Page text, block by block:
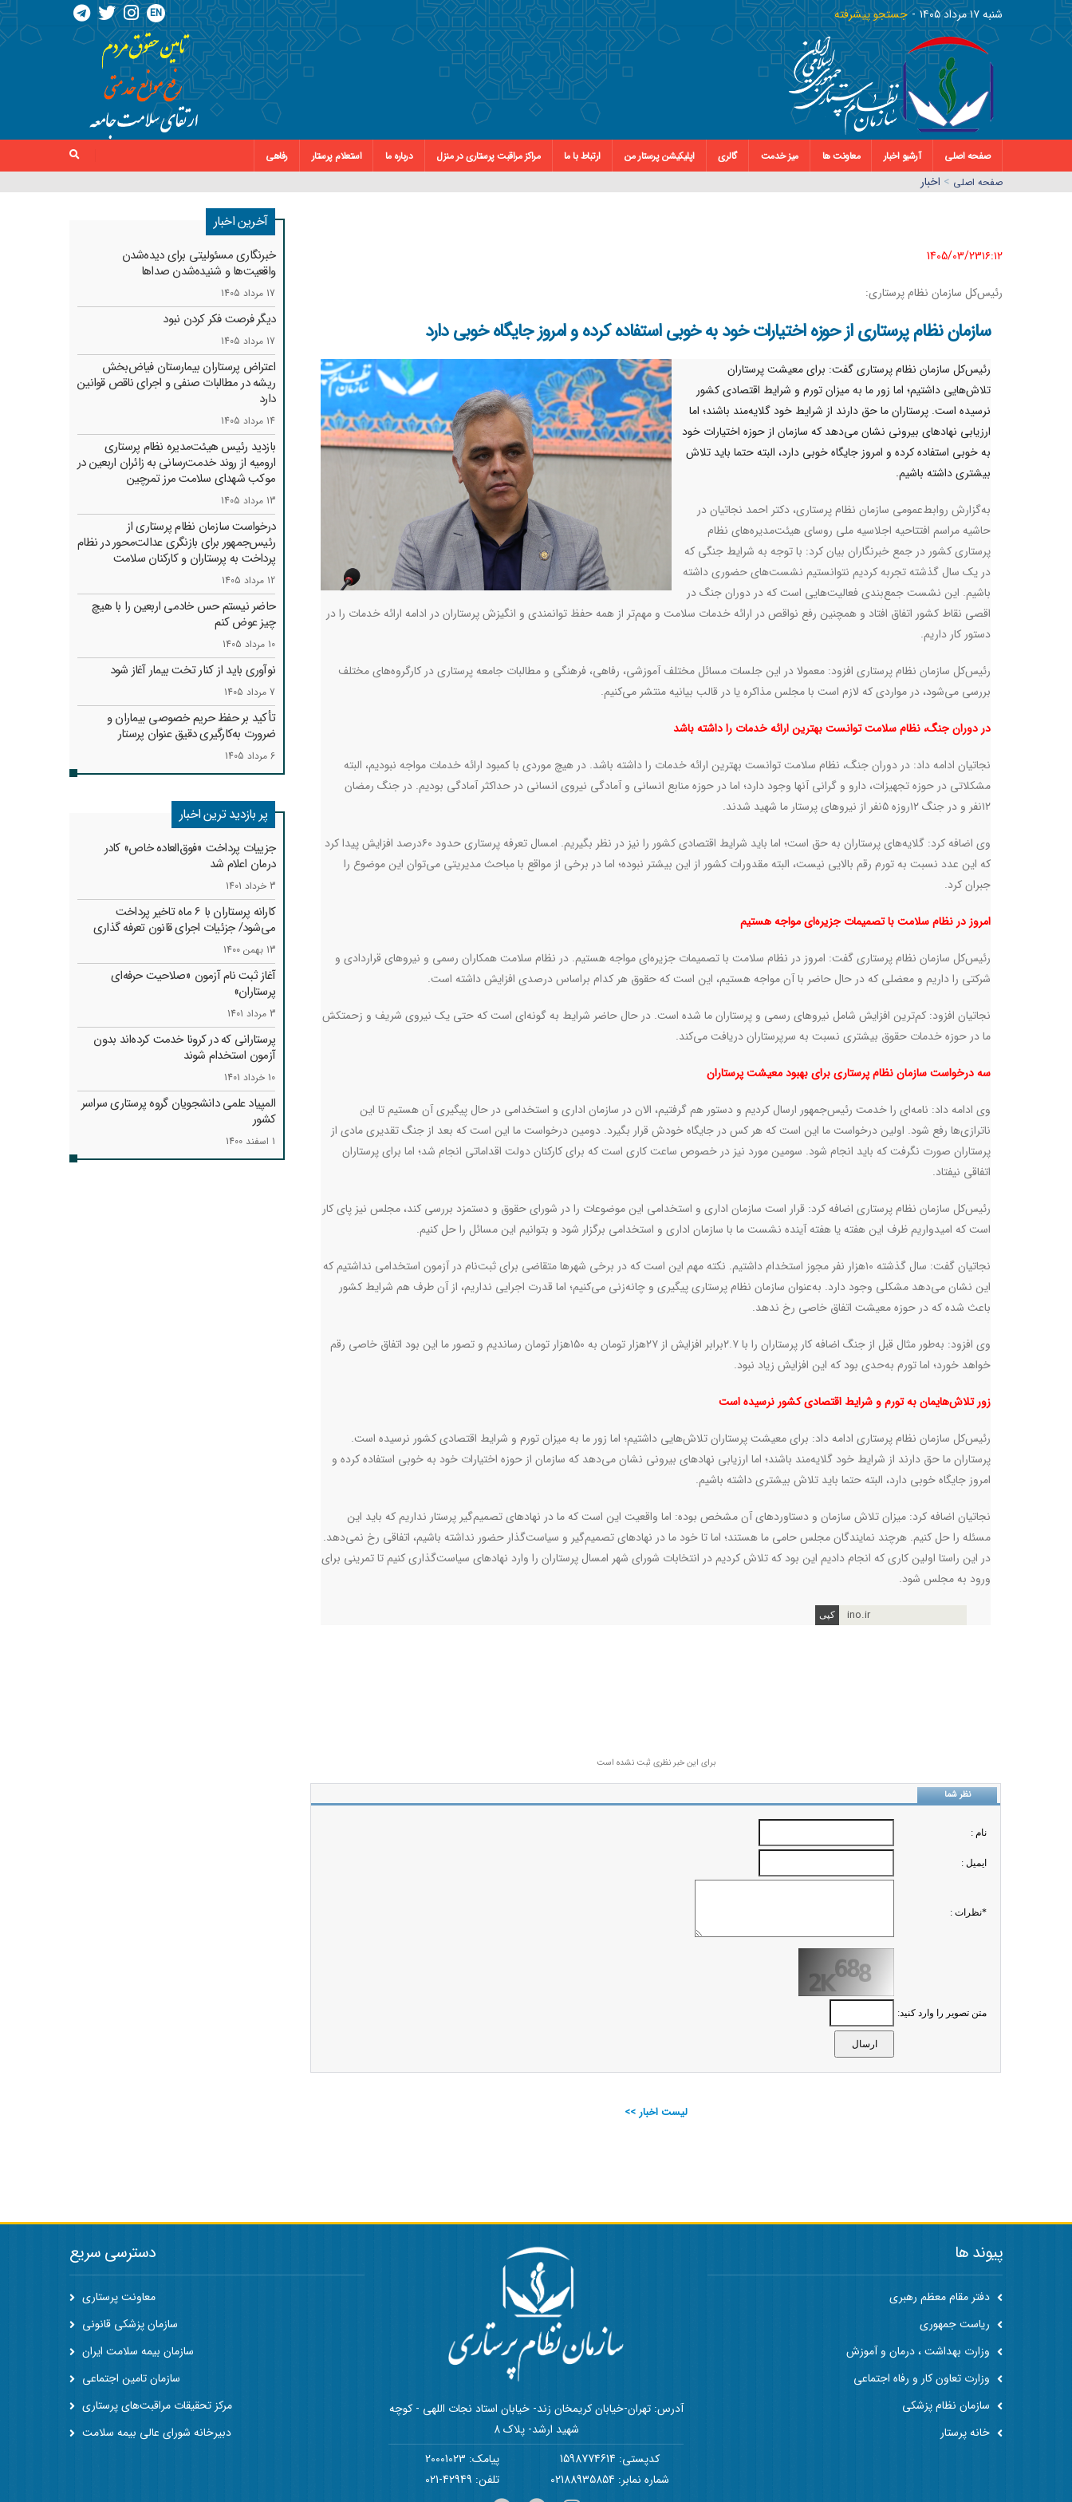
شنبه ١٧ مرداد ١٤٠٥ جستجو پیشرفته EN
صفحه اصلی آرشیو اخبار معاونت ها میز خدمت گالری اپلیکیشن پرستار من ارتباط با ما مراکز مراقبت پرستاری در منزل درباره ما استعلام پرستار
رفاهی
صفحه اصلي > اخبار
1405/03/23١٦:١٢
رئیس‌کل سازمان نظام پرستاری:
سازمان نظام پرستاری از حوزه اختیارات خود به خوبی استفاده کرده و امروز جایگاه خوبی دارد
رئیس‌کل سازمان نظام پرستاری گفت: برای معیشت پرستاران
تلاش‌هایی داشتیم؛ اما زور ما به میزان تورم و شرایط اقتصادی کشور
نرسیده است. پرستاران ما حق دارند از شرایط خود گلایه‌مند باشند؛ اما
ارزیابی نهاد‌های بیرونی نشان می‌دهد که سازمان از حوزه اختیارات خود
به خوبی استفاده کرده و امروز جایگاه خوبی دارد، البته حتما باید تلاش
بیشتری داشته باشیم.
به‌گزارش روابط‌عمومی سازمان نظام پرستاری، دکتر احمد نجاتیان در
حاشیه مراسم افتتاحیه اجلاسیه ملی روسای هیئت‌مدیره‌های نظام
پرستاری کشور در جمع خبرنگاران بیان کرد: با توجه به شرایط جنگی که
در یک سال گذشته تجربه کردیم نتوانستیم نشست‌های حضوری داشته
باشیم. این نشست جمع‌بندی فعالیت‌هایی است که در دوران جنگ در
اقصی نقاط کشور اتفاق افتاد و همچنین رفع نواقص در ارائه خدمات سلامت و مهم‌تر از همه حفظ توانمندی و انگیزش پرستاران در ادامه ارائه خدمات را در
دستور کار داریم.
رئیس‌کل سازمان نظام پرستاری افزود: معمولا در این جلسات مسائل مختلف آموزشی، رفاهی، فرهنگی و مطالبات جامعه پرستاری در کارگروه‌های مختلف
بررسی می‌شود، در مواردی که لازم است با مجلس مذاکره یا در قالب بیانیه منتشر می‌کنیم.
در دوران جنگ، نظام سلامت توانست بهترین ارائه خدمات را داشته باشد
نجاتیان ادامه داد: در دوران جنگ، نظام سلامت توانست بهترین ارائه خدمات را داشته باشد. در هیچ موردی با کمبود ارائه خدمات مواجه نبودیم، البته
مشکلاتی در حوزه تجهیزات، دارو و گرانی آنها وجود دارد؛ اما در حوزه منابع انسانی و آمادگی نیروی انسانی در حداکثر آمادگی بودیم. در جنگ رمضان
۱۲نفر و در جنگ ۱۲روزه ۵نفر از نیرو‌های پرستار ما شهید شدند.
وی اضافه کرد: گلایه‌های پرستاران به حق است؛ اما باید شرایط اقتصادی کشور را نیز در نظر بگیریم. امسال تعرفه پرستاری حدود ۶۰درصد افزایش پیدا کرد
که این عدد نسبت به تورم رقم بالایی نیست، البته مقدورات کشور از این بیشتر نبوده؛ اما در برخی از مواقع با مباحث مدیریتی می‌توان این موضوع را
جبران کرد.
امروز در نظام سلامت با تصمیمات جزیره‌ای مواجه هستیم
رئیس‌کل سازمان نظام پرستاری گفت: امروز در نظام سلامت با تصمیمات جزیره‌ای مواجه هستیم. در نظام سلامت همکاران رسمی و نیرو‌های قراردادی و
شرکتی را داریم و معضلی که در حال حاضر با آن مواجه هستیم، این است که حقوق هر کدام براساس درصدی افزایش داشته است.
نجاتیان افزود: کم‌ترین افزایش شامل نیرو‌های رسمی و پرستاران ما شده است. در حال حاضر شرایط به گونه‌ای است که حتی یک نیروی شریف و زحمتکش
ما در حوزه خدمات حقوق بیشتری نسبت به سرپرستاران دریافت می‌کند.
سه درخواست سازمان نظام پرستاری برای بهبود معیشت پرستاران
وی ادامه داد: نامه‌ای را خدمت رئیس‌جمهور ارسال کردیم و دستور هم گرفتیم، الان در سازمان اداری و استخدامی در حال پیگیری آن هستیم تا این
ناترازی‌ها رفع شود. اولین درخواست ما این است که هر کس در جایگاه خودش قرار بگیرد. دومین درخواست ما این است که بعد از جنگ تقدیری مادی از
پرستاران صورت نگرفت که باید انجام شود. سومین مورد نیز در خصوص ساعت کاری است که برای کارکنان دولت اقداماتی انجام شد؛ اما برای پرستاران
اتفاقی نیفتاد.
رئیس‌کل سازمان نظام پرستاری اضافه کرد: قرار است سازمان اداری و استخدامی این موضوعات را در شورای حقوق و دستمزد بررسی کند، مجلس نیز پای کار
است که امیدواریم ظرف این هفته یا هفته آینده نشست ما با سازمان اداری و استخدامی برگزار شود و بتوانیم این مسائل را حل کنیم.
نجاتیان گفت: سال گذشته ۱۰هزار نفر مجوز استخدام داشتیم. نکته مهم این است که در برخی شهر‌ها متقاضی برای ثبت‌نام در آزمون استخدامی نداشتیم که
این نشان میدهد مشکلی وجود دارد. به‌عنوان سازمان نظام پرستاری پیگیری و چانه‌زنی می‌کنیم؛ اما قدرت اجرایی نداریم، از آن طرف هم شرایط کشور
باعث شده که در حوزه معیشت اتفاق خاصی رخ ندهد.
وی افزود: به‌طور مثال قبل از جنگ اضافه کار پرستاران را با ۲.۷برابر افزایش از ۲۷هزار تومان به ۱۵۰هزار تومان رساندیم و تصور ما این بود اتفاق خاصی رقم
خواهد خورد؛ اما تورم به‌حدی بود که این افزایش زیاد نبود.
زور تلاش‌هایمان به تورم و شرایط اقتصادی کشور نرسیده است
رئیس‌کل سازمان نظام پرستاری ادامه داد: برای معیشت پرستاران تلاش‌هایی داشتیم؛ اما زور ما به میزان تورم و شرایط اقتصادی کشور نرسیده است.
پرستاران ما حق دارند از شرایط خود گلایه‌مند باشند؛ اما ارزیابی نهاد‌های بیرونی نشان می‌دهد که سازمان از حوزه اختیارات خود به خوبی استفاده کرده و
امروز جایگاه خوبی دارد، البته حتما باید تلاش بیشتری داشته باشیم.
نجاتیان اضافه کرد: میزان تلاش سازمان و دستاورد‌های آن مشخص بوده: اما واقعیت این است که ما در نهاد‌های تصمیم‌گیر پرستار نداریم که باید این
مسئله را حل کنیم. هرچند نمایندگان مجلس حامی ما هستند؛ اما تا خود ما در نهاد‌های تصمیم‌گیر و سیاست‌گذار حضور نداشته باشیم، اتفاقی رخ نمی‌دهد.
در این راستا اولین کاری که انجام دادیم این بود که تلاش کردیم در انتخابات شورای شهر امسال پرستاران را وارد نهاد‌های سیاست‌گذاری کنیم تا تمرینی برای
ورود به مجلس شود.
ino.ir
برای این خبر نظری ثبت نشده است
نظر شما
نام :
ايميل :
*نظرات :
متن تصویر را وارد کنید:
لیست اخبار >>
آخرین اخبار
خبرنگاری مسئولیتی برای دیده‌شدن
واقعیت‌ها و شنیده‌شدن صداها
17 مرداد 1405
دیگر فرصت فکر کردن نبود
17 مرداد 1405
اعتراض پرستاران بیمارستان فیاض‌بخش
ریشه در مطالبات صنفی و اجرای ناقص قوانین
دارد
14 مرداد 1405
بازدید رئیس هیئت‌مدیره نظام پرستاری
ارومیه از روند خدمت‌رسانی به زائران اربعین در
موکب شهدای سلامت مرز تمرچین
13 مرداد 1405
درخواست سازمان نظام پرستاری از
رئیس‌جمهور برای بازنگری عدالت‌محور در نظام
پرداخت به پرستاران و کارکنان سلامت
12 مرداد 1405
حاضر نیستم حس خادمی اربعین را با هیچ
چیز عوض کنم
10 مرداد 1405
نوآوری باید از کنار تخت بیمار آغاز شود
7 مرداد 1405
تأکید بر حفظ حریم خصوصی بیماران و
ضرورت به‌کارگیری دقیق عنوان پرستار
6 مرداد 1405
پر بازدید ترین اخبار
جزییات پرداخت «فوق‌العاده خاص» کادر
درمان اعلام شد
3 خرداد 1401
کارانه‌ پرستاران با 6 ماه تاخیر پرداخت
می‌شود/ جزئیات اجرای قانون تعرفه گذاری
13 بهمن 1400
آغاز ثبت نام آزمون «صلاحیت حرفه‌ای
پرستاران»
3 مرداد 1401
پرستارانی که در کرونا خدمت کرد‌ه‌اند بدون
آزمون استخدام شوند
10 خرداد 1401
المپیاد علمی دانشجویان گروه پرستاری سراسر
کشور
1 اسفند 1400
پیوند ها
دفتر مقام معظم رهبری
ریاست جمهوری
وزارت بهداشت ، درمان و آموزش
وزارت تعاون کار و رفاه اجتماعی
سازمان نظام پزشکی
خانه پرستار
آدرس: تهران-خیابان کریمخان زند- خیابان استاد نجات اللهی - کوچه
شهید ارشد- پلاک 8
کدپستی: 1598774614
پیامک: 20001023
شماره نمابر: 02188935854
تلفن: 42949-021
دسترسی سریع
معاونت پرستاری
سازمان پزشکی قانونی
سازمان بیمه سلامت ایران
سازمان تامین اجتماعی
مرکز تحقیقات مراقبت‌های پرستاری
دبیرخانه شورای عالی بیمه سلامت